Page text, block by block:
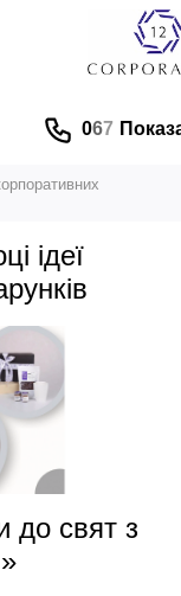
067
ідеї
до свят з